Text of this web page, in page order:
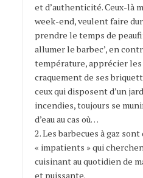
et d’authenticité. Ceux-là
week-end, veulent faire
prendre le temps de
allumer le barbec’, en
température, apprécier
craquement de ses
ceux qui disposent d’un
incendies, toujours se
d’eau au cas où…
2. Les barbecues à gaz
« impatients » qui
cuisinant au quotidien de
et puissante.